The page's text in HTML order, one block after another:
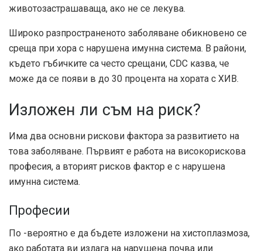
животозастрашаваща, ако не се лекува.
Широко разпространеното заболяване обикновено се
среща при хора с нарушена имунна система. В райони,
където гъбичките са често срещани, CDC казва, че
може да се появи в до 30 процента на хората с ХИВ.
Изложен ли съм на риск?
Има два основни рискови фактора за развитието на
това заболяване. Първият е работа на високорискова
професия, а вторият рисков фактор е с нарушена
имунна система.
Професии
По -вероятно е да бъдете изложени на хистоплазмоза,
ако работата ви излага на нарушена почва или